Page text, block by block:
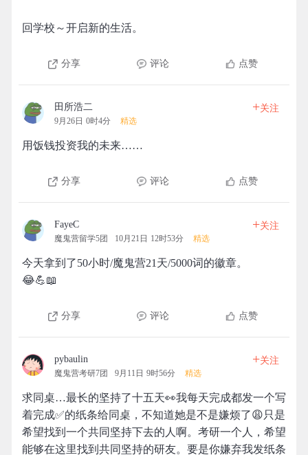
回学校～开启新的生活。
分享 评论 点赞
田所浩二
9月26日 0时4分 精选
+关注
用饭钱投资我的未来……
分享 评论 点赞
FayeC
魔鬼营留学5团 10月21日 12时53分 精选
+关注
今天拿到了50小时/魔鬼营21天/5000词的徽章。
😂💪📖
分享 评论 点赞
pybaulin
魔鬼营考研7团 9月11日 9时56分 精选
+关注
求同桌…最长的坚持了十五天👀我每天完成都发一个写
着完成✅的纸条给同桌，不知道她是不是嫌烦了😩只是
希望找到一个共同坚持下去的人啊。考研一个人，希望
能够在这里找到共同坚持的研友。要是你嫌弃我发纸条